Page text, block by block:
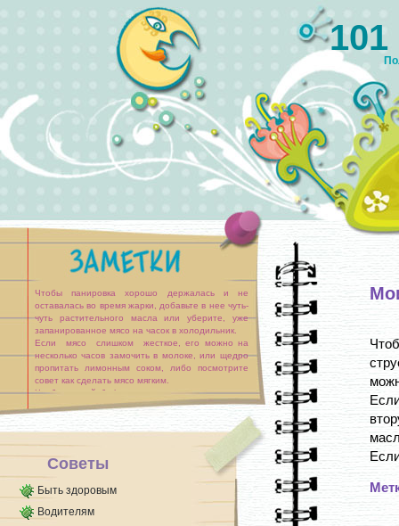
Чтобы панировка хорошо держалась и не
оставалась во время жарки, добавьте в нее чуть-
чуть растительного масла или уберите, уже
запанированное мясо на часок в холодильник.
Если мясо слишком жесткое, его можно на
несколько часов замочить в молоке, или щедро
пропитать лимонным соком, либо посмотрите
совет как сделать мясо мягким.
Чтобы свиной бифштекс получился мягким и не
съежился [...]
Советы
Быть здоровым
Водителям